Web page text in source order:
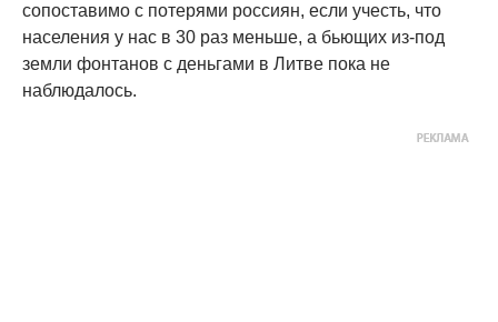
сопоставимо с потерями россиян, если учесть, что
населения у нас в 30 раз меньше, а бьющих из-под
земли фонтанов с деньгами в Литве пока не
наблюдалось.